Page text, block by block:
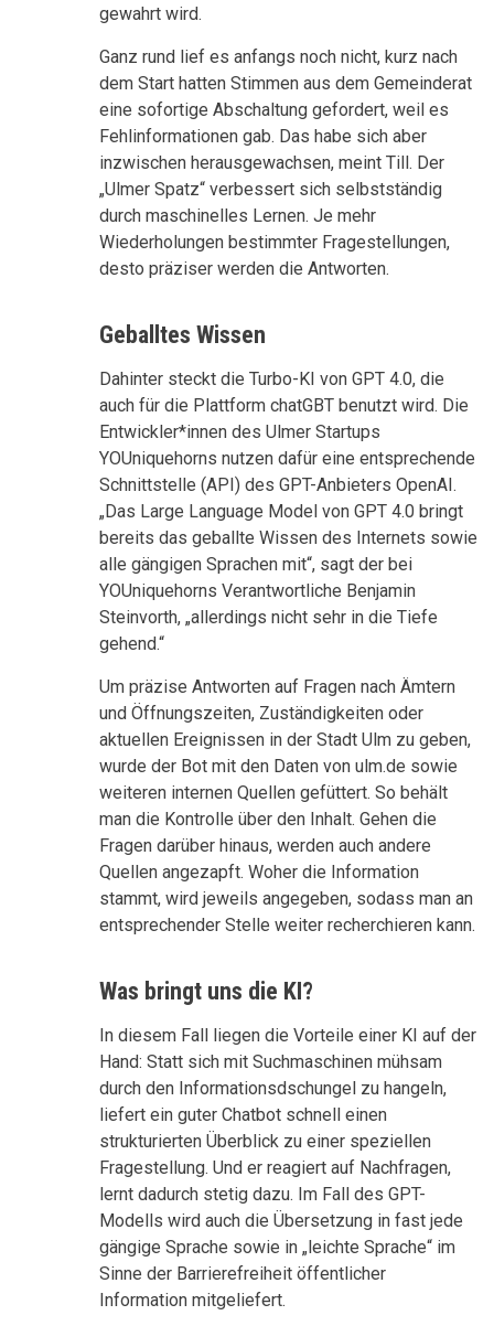
gewahrt wird.
Ganz rund lief es anfangs noch nicht, kurz nach
dem Start hatten Stimmen aus dem Gemeinderat
eine sofortige Abschaltung gefordert, weil es
Fehlinformationen gab. Das habe sich aber
inzwischen herausgewachsen, meint Till. Der
„Ulmer Spatz“ verbessert sich selbstständig
durch maschinelles Lernen. Je mehr
Wiederholungen bestimmter Fragestellungen,
desto präziser werden die Antworten.
Geballtes Wissen
Dahinter steckt die Turbo-KI von GPT 4.0, die
auch für die Plattform chatGBT benutzt wird. Die
Entwickler*innen des Ulmer Startups
YOUniquehorns nutzen dafür eine entsprechende
Schnittstelle (API) des GPT-Anbieters OpenAI.
„Das Large Language Model von GPT 4.0 bringt
bereits das geballte Wissen des Internets sowie
alle gängigen Sprachen mit“, sagt der bei
YOUniquehorns Verantwortliche Benjamin
Steinvorth, „allerdings nicht sehr in die Tiefe
gehend.“
Um präzise Antworten auf Fragen nach Ämtern
und Öffnungszeiten, Zuständigkeiten oder
aktuellen Ereignissen in der Stadt Ulm zu geben,
wurde der Bot mit den Daten von ulm.de sowie
weiteren internen Quellen gefüttert. So behält
man die Kontrolle über den Inhalt. Gehen die
Fragen darüber hinaus, werden auch andere
Quellen angezapft. Woher die Information
stammt, wird jeweils angegeben, sodass man an
entsprechender Stelle weiter recherchieren kann.
Was bringt uns die KI?
In diesem Fall liegen die Vorteile einer KI auf der
Hand: Statt sich mit Suchmaschinen mühsam
durch den Informationsdschungel zu hangeln,
liefert ein guter Chatbot schnell einen
strukturierten Überblick zu einer speziellen
Fragestellung. Und er reagiert auf Nachfragen,
lernt dadurch stetig dazu. Im Fall des GPT-
Modells wird auch die Übersetzung in fast jede
gängige Sprache sowie in „leichte Sprache“ im
Sinne der Barrierefreiheit öffentlicher
Information mitgeliefert.